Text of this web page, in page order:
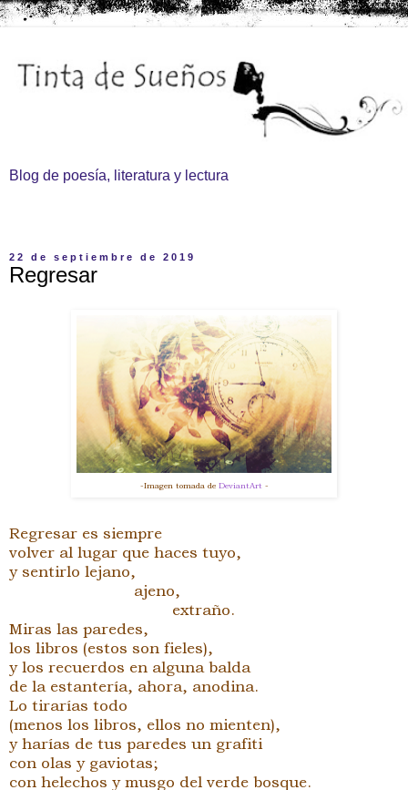
Blog de poesía, literatura y lectura
22 de septiembre de 2019
Regresar
-Imagen tomada deDeviantArt -
Regresar es siempre
volver al lugar que haces tuyo,
y sentirlo lejano,
ajeno,
extraño.
Miras las paredes,
los libros (estos son fieles),
y los recuerdos en alguna balda
de la estantería, ahora, anodina.
Lo tirarías todo
(menos los libros, ellos no mienten),
y harías de tus paredes un grafiti
con olas y gaviotas;
con helechos y musgo del verde bosque.